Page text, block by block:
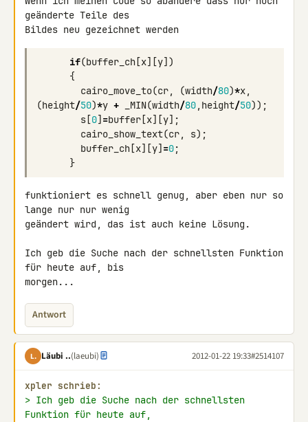
geänderte Teile des
Bildes neu gezeichnet werden
if(buffer_ch [x][y])
{
cairo_move_to(cr, (width/80)*x,
(height/50)*y + _MIN(width/80, height/50));
s [0] =buffer [x][y];
cairo_show_text(cr, s);
buffer_ch [x][y] =0;
}
funktioniert es schnell genug, aber eben nur so
lange nur nur wenig
geändert wird, das ist auch keine Lösung.
Ich geb die Suche nach der schnellsten Funktion
für heute auf, bis
morgen...
Antwort
L. Läubi ..(laeubi) 2012-01-22 19:33#2514107
xpler schrieb:
> Ich geb die Suche nach der schnellsten
Funktion für heute auf,